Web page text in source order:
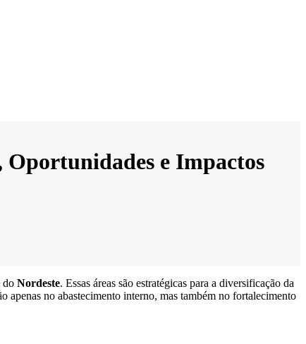
Oportunidades e Impactos
do Nordeste. Essas áreas são estratégicas para a diversificação da
apenas no abastecimento interno, mas também no fortalecimento